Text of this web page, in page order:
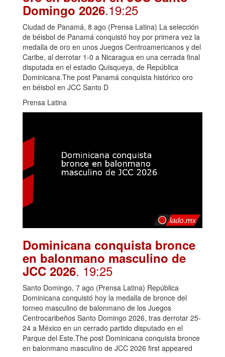
Domingo 2026.19:25
Ciudad de Panamá, 8 ago (Prensa Latina) La selección
de béisbol de Panamá conquistó hoy por primera vez la
medalla de oro en unos Juegos Centroamericanos y del
Caribe, al derrotar 1-0 a Nicaragua en una cerrada final
disputada en el estadio Quisqueya, de República
Dominicana.The post Panamá conquista histórico oro
en béisbol en JCC Santo D
Prensa Latina
Dominicana conquista bronce
en balonmano masculino de
JCC 2026. 19:25
Santo Domingo, 7 ago (Prensa Latina) República
Dominicana conquistó hoy la medalla de bronce del
torneo masculino de balonmano de los Juegos
Centrocaribeños Santo Domingo 2026, tras derrotar 25-
24 a México en un cerrado partido disputado en el
Parque del Este.The post Dominicana conquista bronce
en balonmano masculino de JCC 2026 first appeared